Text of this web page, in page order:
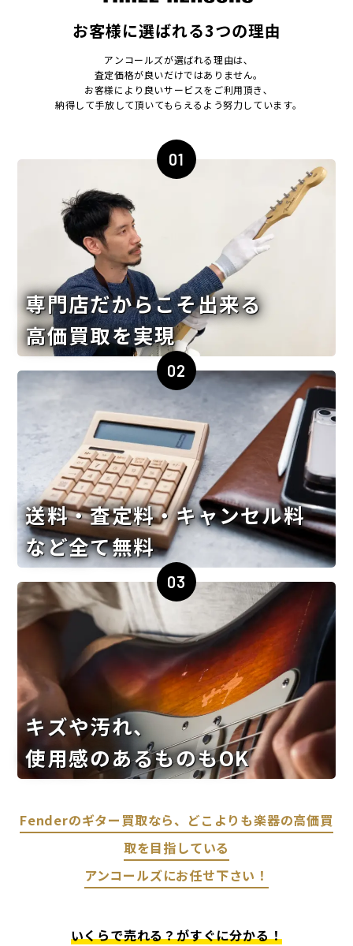
お客様に選ばれる3つの理由
アンコールズが選ばれる理由は､
査定価格が良いだけではありません｡
お客様により良いサービスをご利用頂き､
納得して手放して頂いてもらえるよう努力しています｡
01
専門店だからこそ出来る
高価買取を実現
02
送料・査定料・キャンセル料
など全て無料
03
キズや汚れ、
使用感のあるものもOK
Fenderのギター買取なら、どこよりも楽器の高価買
取を目指している
アンコールズにお任せ下さい！
いくらで売れる？がすぐに分かる！